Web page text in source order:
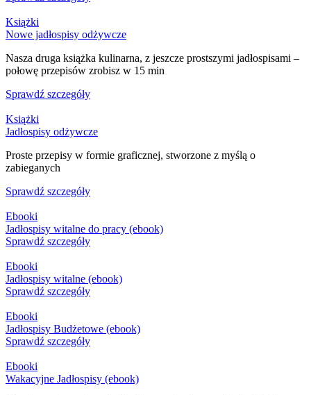
Książki
Nowe jadłospisy odżywcze
Nasza druga książka kulinarna, z jeszcze prostszymi jadłospisami –
połowę przepisów zrobisz w 15 min
Sprawdź szczegóły
Książki
Jadłospisy odżywcze
Proste przepisy w formie graficznej, stworzone z myślą o
zabieganych
Sprawdź szczegóły
Ebooki
Jadłospisy witalne do pracy (ebook)
Sprawdź szczegóły
Ebooki
Jadłospisy witalne (ebook)
Sprawdź szczegóły
Ebooki
Jadłospisy Budżetowe (ebook)
Sprawdź szczegóły
Ebooki
Wakacyjne Jadłospisy (ebook)